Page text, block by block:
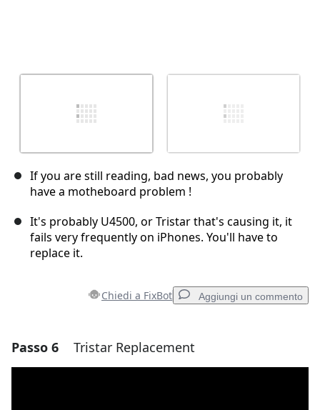
If you are still reading, bad news, you probably
have a motheboard problem !
It's probably U4500, or Tristar that's causing it, it
fails very frequently on iPhones. You'll have to
replace it.
Chiedi a FixBot Aggiungi un commento
Aggiungi un commento
Passo 6 Tristar Replacement